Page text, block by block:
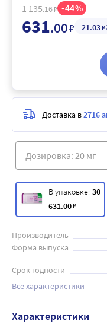
В упаковке: 30
631.00₽
Производитель
Форма выпуска
Срок годности
Все характеристики
1 135.16₽ 44
631.00₽ 21.03₽
Доставка в2716
Характеристики